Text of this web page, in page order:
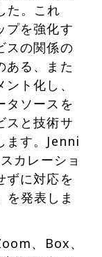
た。これ
プを強化す
スの関係の
ある、また
ト化し、
タソースを
スと技術サ
ます。Jenni
カレーショ
ずに対応を
発表しま
、Box、